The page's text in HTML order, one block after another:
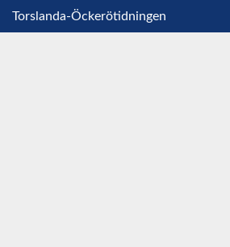
Torslanda-Öckerötidningen